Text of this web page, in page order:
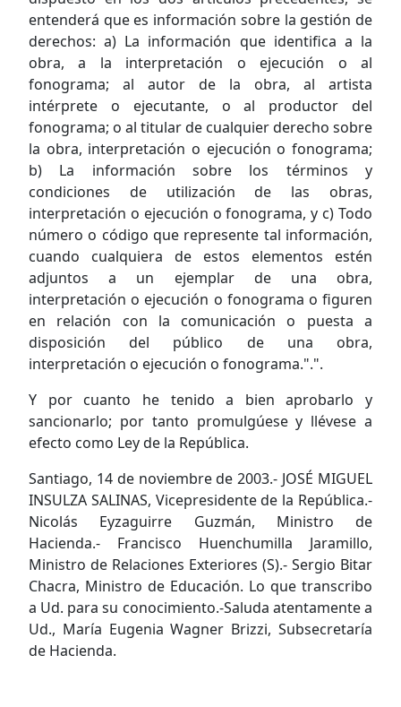
entenderá que es información sobre la gestión de
derechos: a) La información que identifica a la
obra, a la interpretación o ejecución o al
fonograma; al autor de la obra, al artista
intérprete o ejecutante, o al productor del
fonograma; o al titular de cualquier derecho sobre
la obra, interpretación o ejecución o fonograma;
b) La información sobre los términos y
condiciones de utilización de las obras,
interpretación o ejecución o fonograma, y c) Todo
número o código que represente tal información,
cuando cualquiera de estos elementos estén
adjuntos a un ejemplar de una obra,
interpretación o ejecución o fonograma o figuren
en relación con la comunicación o puesta a
disposición del público de una obra,
interpretación o ejecución o fonograma.".".
Y por cuanto he tenido a bien aprobarlo y
sancionarlo; por tanto promulgúese y llévese a
efecto como Ley de la República.
Santiago, 14 de noviembre de 2003.- JOSÉ MIGUEL
INSULZA SALINAS, Vicepresidente de la República.-
Nicolás Eyzaguirre Guzmán, Ministro de
Hacienda.- Francisco Huenchumilla Jaramillo,
Ministro de Relaciones Exteriores (S).- Sergio Bitar
Chacra, Ministro de Educación. Lo que transcribo
a Ud. para su conocimiento.-Saluda atentamente a
Ud., María Eugenia Wagner Brizzi, Subsecretaría
de Hacienda.